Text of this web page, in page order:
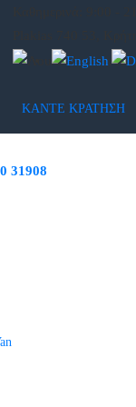
ΚΑΝΤΕ ΚΡΑΤΗΣΗ
31908